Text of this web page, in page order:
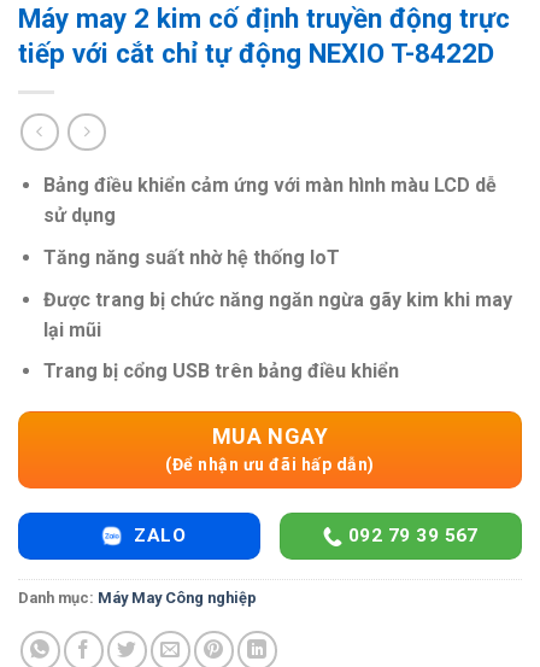
Máy may 2 kim cố định truyền động trực
tiếp với cắt chỉ tự động NEXIO T-8422D
Bảng điều khiển cảm ứng với màn hình màu LCD dễ
sử dụng
Tăng năng suất nhờ hệ thống IoT
Được trang bị chức năng ngăn ngừa gãy kim khi may
lại mũi
Trang bị cổng USB trên bảng điều khiển
MUA NGAY
(Để nhận ưu đãi hấp dẫn)
ZALO 092 79 39 567
Danh mục: Máy May Công nghiệp